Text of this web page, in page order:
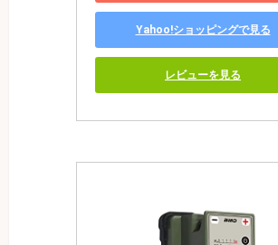
Yahoo!ショッピングで見る
レビューを見る